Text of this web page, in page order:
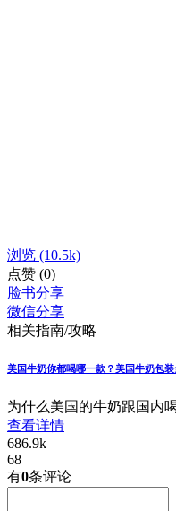
浏览 (10.5k)
点赞 (0)
脸书分享
微信分享
相关指南/攻略
美国牛奶你都喝哪一款？美国牛奶包
为什么美国的牛奶跟国内
查看详情
686.9k
68
有0条评论